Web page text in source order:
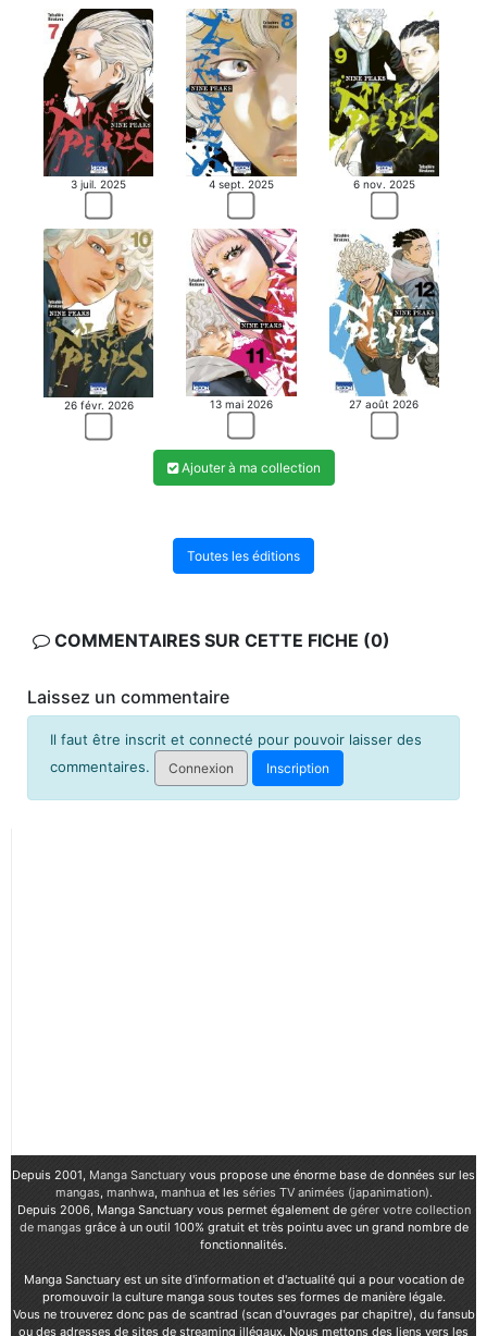
3 juil. 2025 4 sept. 2025 6 nov. 2025
26 févr. 2026 13 mai 2026 27 août 2026
Ajouter à ma collection
Toutes les éditions
COMMENTAIRES SUR CETTE FICHE (0)
Laissez un commentaire
Il faut être inscrit et connecté pour pouvoir laisser des
commentaires.
Connexion Inscription
Depuis 2001, Manga Sanctuary vous propose une énorme base de données sur les
mangas, manhwa, manhuaet les séries TV animées (japanimation).
Depuis 2006, Manga Sanctuary vous permet également de gérer votre collection
de mangasgrâce à un outil 100% gratuit et très pointu avec un grand nombre de
fonctionnalités.
Manga Sanctuary est un site d'information et d'actualité qui a pour vocation de
promouvoir la culture manga sous toutes ses formes de manière légale.
Vous ne trouverez donc pas de scantrad (scan d'ouvrages par chapitre), du fansub
ou des adresses de sites de streaming illégaux. Nous mettons des liens vers les